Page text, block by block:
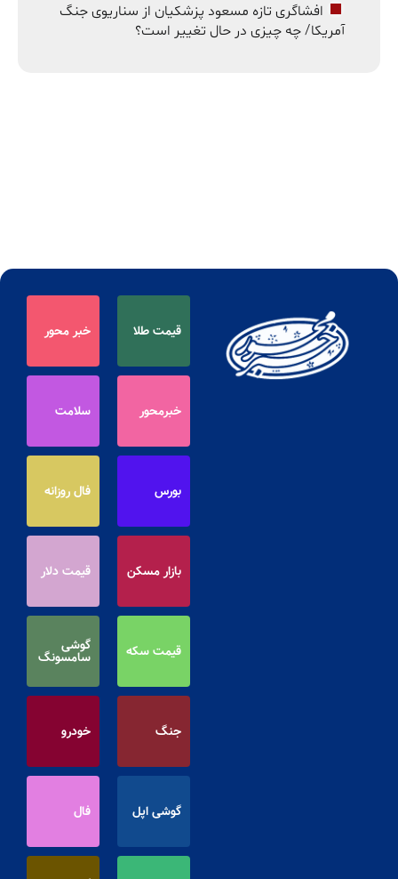
افشاگری تازه مسعود پزشکیان از سناریوی جنگ
آمریکا/ چه چیزی در حال تغییر است؟
قیمت طلا خبر محور
خبرمحور سلامت
بورس فال روزانه
بازار مسکن قیمت دلار
قیمت سکه گوشی
سامسونگ
جنگ خودرو
گوشی اپل فال